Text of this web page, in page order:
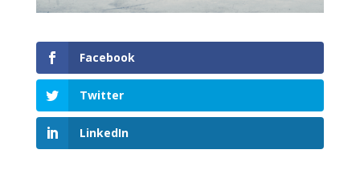
Facebook
Twitter
LinkedIn